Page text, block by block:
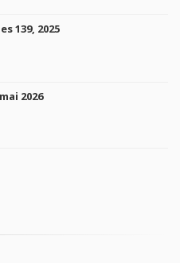
139, 2025
2026